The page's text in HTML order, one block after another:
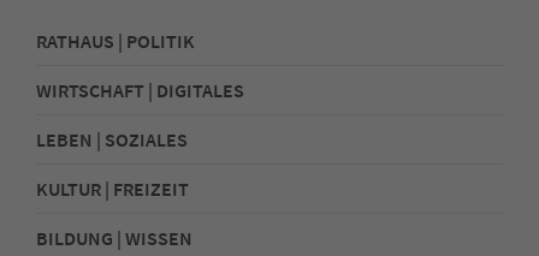
RATHAUS | POLITIK
WIRTSCHAFT | DIGITALES
LEBEN | SOZIALES
KULTUR | FREIZEIT
BILDUNG | WISSEN